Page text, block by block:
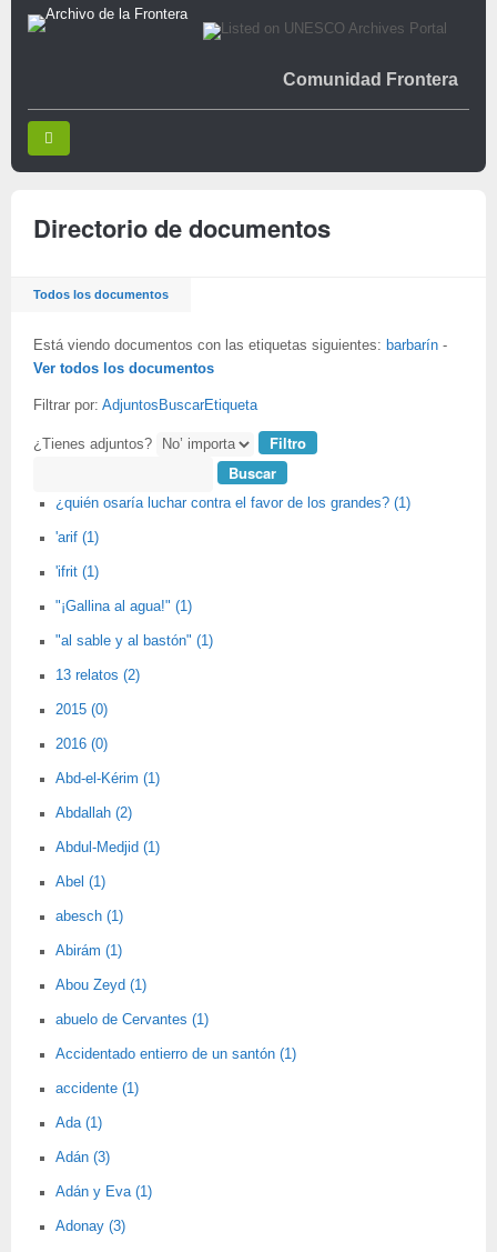
Comunidad Frontera
Directorio de documentos
Todos los documentos
Está viendo documentos con las etiquetas siguientes: barbarín -
Ver todos los documentos
Filtrar por: Adjuntos BuscarEtiqueta
¿Tienes adjuntos?
¿quién osaría luchar contra el favor de los grandes? (1)
'arif (1)
'ifrit (1)
"¡Gallina al agua!" (1)
"al sable y al bastón" (1)
13 relatos (2)
2015 (0)
2016 (0)
Abd-el-Kérim (1)
Abdallah (2)
Abdul-Medjid (1)
Abel (1)
abesch (1)
Abirám (1)
Abou Zeyd (1)
abuelo de Cervantes (1)
Accidentado entierro de un santón (1)
accidente (1)
Ada (1)
Adán (3)
Adán y Eva (1)
Adonay (3)